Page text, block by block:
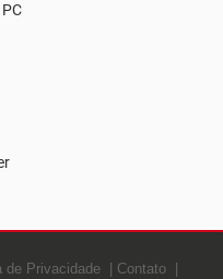
de Privacidade Contato